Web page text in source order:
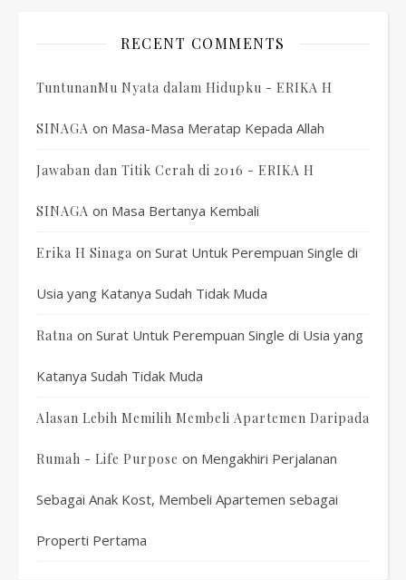
RECENT COMMENTS
TuntunanMu Nyata dalam Hidupku - ERIKA H
SINAGA on Masa-Masa Meratap Kepada Allah
Jawaban dan Titik Cerah di 2016 - ERIKA H
SINAGA on Masa Bertanya Kembali
Erika H Sinaga on Surat Untuk Perempuan Single di
Usia yang Katanya Sudah Tidak Muda
Ratna on Surat Untuk Perempuan Single di Usia yang
Katanya Sudah Tidak Muda
Alasan Lebih Memilih Membeli Apartemen Daripada
Rumah - Life Purpose on Mengakhiri Perjalanan
Sebagai Anak Kost, Membeli Apartemen sebagai
Properti Pertama